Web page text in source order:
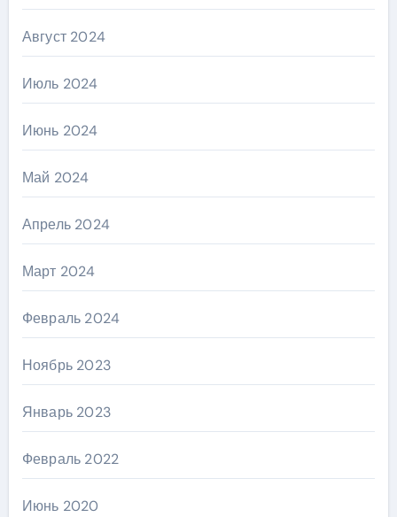
Август 2024
Июль 2024
Июнь 2024
Май 2024
Апрель 2024
Март 2024
Февраль 2024
Ноябрь 2023
Январь 2023
Февраль 2022
Июнь 2020